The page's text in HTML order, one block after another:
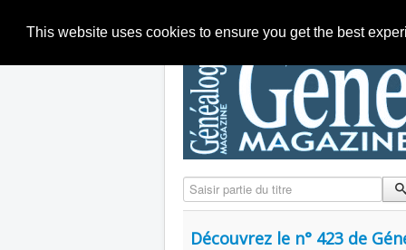
This website uses cookies to ensure you get the best
Saisir partie du titre
Découvrez le n° 423 de